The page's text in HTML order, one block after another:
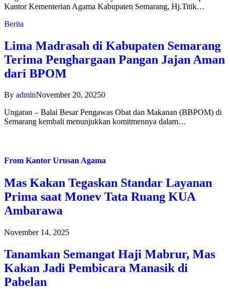
Kantor Kementerian Agama Kabupaten Semarang, Hj.Titik…
Berita
Lima Madrasah di Kabupaten Semarang
Terima Penghargaan Pangan Jajan Aman
dari BPOM
By adminNovember 20, 20250
Ungaran – Balai Besar Pengawas Obat dan Makanan (BBPOM) di
Semarang kembali menunjukkan komitmennya dalam…
From Kantor Urusan Agama
Mas Kakan Tegaskan Standar Layanan
Prima saat Monev Tata Ruang KUA
Ambarawa
November 14, 2025
Tanamkan Semangat Haji Mabrur, Mas
Kakan Jadi Pembicara Manasik di
Pabelan